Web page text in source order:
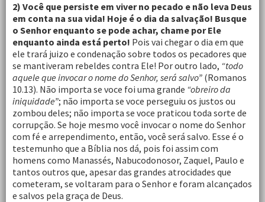
2) Você que persiste em viver no pecado e não leva Deus
em conta na sua vida! Hoje é o dia da salvação! Busque
o Senhor enquanto se pode achar, chame por Ele
enquanto ainda está perto! Pois vai chegar o dia em que
ele trará juizo e condenação sobre todos os pecadores que
se mantiveram rebeldes contra Ele! Por outro lado, “todo
aquele que invocar o nome do Senhor, será salvo” (Romanos
10.13). Não importa se voce foi uma grande “obreiro da
iniquidade”; não importa se voce perseguiu os justos ou
zombou deles; não importa se voce praticou toda sorte de
corrupção. Se hoje mesmo você invocar o nome do Senhor
com fé e arrependimento, então, você será salvo. Esse é o
testemunho que a Bíblia nos dá, pois foi assim com
homens como Manassés, Nabucodonosor, Zaquel, Paulo e
tantos outros que, apesar das grandes atrocidades que
cometeram, se voltaram para o Senhor e foram alcançados
e salvos pela graça de Deus.